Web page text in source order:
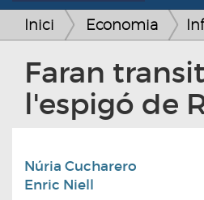
Inici Economia
Faran
l'espigó de
Núria Cucharero
Enric Niell